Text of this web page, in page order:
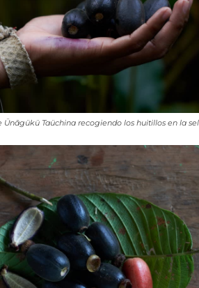
Ünãgükü Taüchina recogiendo los huitillos en la